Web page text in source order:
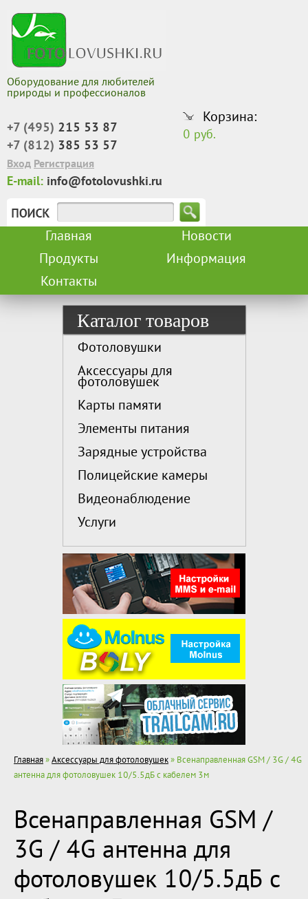
Оборудование для любителей
природы и профессионалов
+7 (495) 215 53 87
+7 (812) 385 53 57
Вход Регистрация
E-mail: info@fotolovushki.ru
Корзина:
0 руб.
Главная
Новости
Продукты
Информация
Контакты
Каталог товаров
Фотоловушки
Аксессуары для
фотоловушек
Карты памяти
Элементы питания
Зарядные устройства
Полицейские камеры
Видеонаблюдение
Услуги
Главная » Аксессуары для фотоловушек » Всенаправленная GSM / 3G / 4G
антенна для фотоловушек 10/5.5дБ с кабелем 3м
Всенаправленная GSM /
3G / 4G антенна для
фотоловушек 10/5.5дБ с